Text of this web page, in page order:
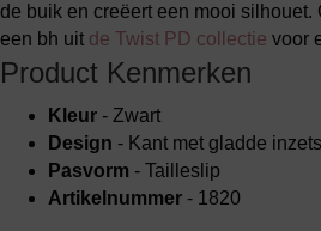
de buik en creëert een mooi silhouet.
een bh uit de Twist PD collectie voor
Product Kenmerken
Kleur - Zwart
Design - Kant met gladde
Pasvorm - Tailleslip
Artikelnummer - 1820